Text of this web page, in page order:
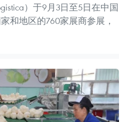
）于9月3日至5日在中国
和地区的760家展商参展，